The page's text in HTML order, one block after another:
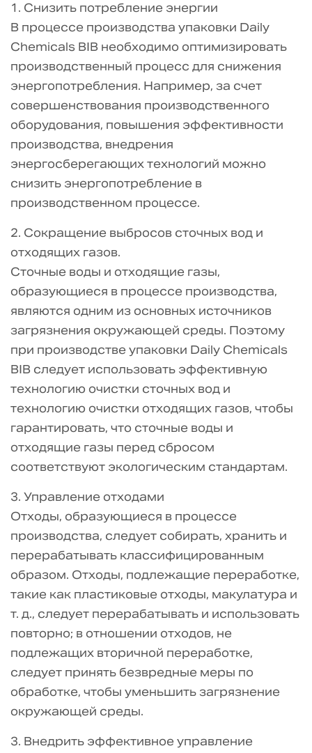
1. Снизить потребление энергии
В процессе производства упаковки Daily
Chemicals BIB необходимо оптимизировать
производственный процесс для снижения
энергопотребления. Например, за счет
совершенствования производственного
оборудования, повышения эффективности
производства, внедрения
энергосберегающих технологий можно
снизить энергопотребление в
производственном процессе.
2. Сокращение выбросов сточных вод и
отходящих газов.
Сточные воды и отходящие газы,
образующиеся в процессе производства,
являются одним из основных источников
загрязнения окружающей среды. Поэтому
при производстве упаковки Daily Chemicals
BIB следует использовать эффективную
технологию очистки сточных вод и
технологию очистки отходящих газов, чтобы
гарантировать, что сточные воды и
отходящие газы перед сбросом
соответствуют экологическим стандартам.
3. Управление отходами
Отходы, образующиеся в процессе
производства, следует собирать, хранить и
перерабатывать классифицированным
образом. Отходы, подлежащие переработке,
такие как пластиковые отходы, макулатура и
т. д., следует перерабатывать и использовать
повторно; в отношении отходов, не
подлежащих вторичной переработке,
следует принять безвредные меры по
обработке, чтобы уменьшить загрязнение
окружающей среды.
3. Внедрить эффективное управление